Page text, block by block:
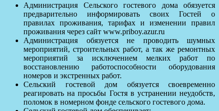
Администрация Сельского гостевого дома обязуется
предварительно информировать своих Гостей о
правилах проживания, тарифах и изменении правил
проживания через сайт www.priboy.azur.ru
Администрация обязуется не проводить шумных
мероприятий, строительных работ, а так же ремонтных
мероприятий за исключением мелких работ по
восстановлению работоспособности оборудования
номеров и экстренных работ.
Сельский гостевой дом обязуется своевременно
реагировать на просьбы Гостя в устранении неудобств,
поломок в номерном фонде сельского гостевого дома.